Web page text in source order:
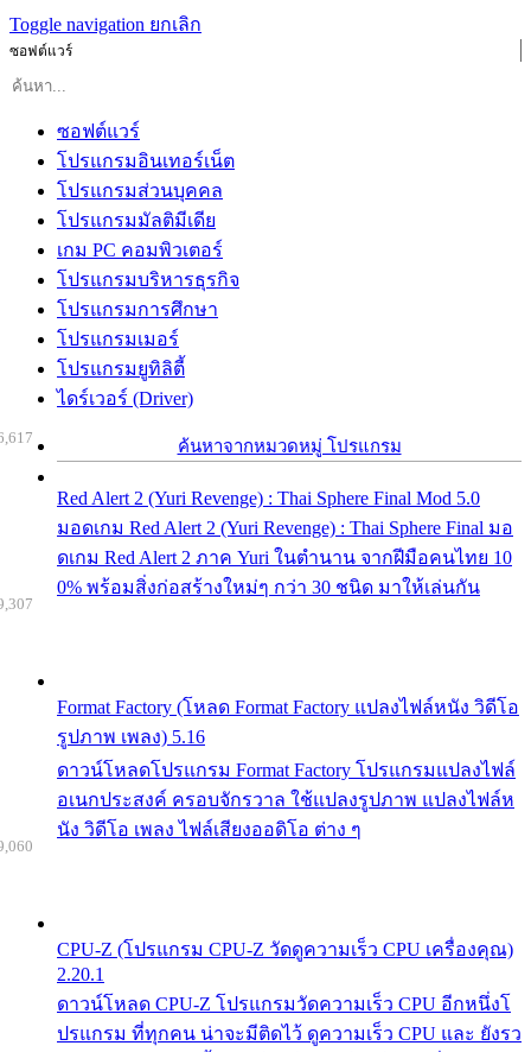
Toggle navigation ยกเลิก
ซอฟต์แวร์
ซอฟต์แวร์
โปรแกรมอินเทอร์เน็ต
โปรแกรมส่วนบุคคล
โปรแกรมมัลติมีเดีย
เกม PC คอมพิวเตอร์
โปรแกรมบริหารธุรกิจ
โปรแกรมการศึกษา
โปรแกรมเมอร์
โปรแกรมยูทิลิตี้
ไดร์เวอร์ (Driver)
ค้นหาจากหมวดหมู่ โปรแกรม
Red Alert 2 (Yuri Revenge) : Thai Sphere Final Mod 5.0
มอดเกม Red Alert 2 (Yuri Revenge) : Thai Sphere Final มอ
ดเกม Red Alert 2 ภาค Yuri ในตำนาน จากฝีมือคนไทย 10
0% พร้อมสิ่งก่อสร้างใหม่ๆ กว่า 30 ชนิด มาให้เล่นกัน
Format Factory (โหลด Format Factory แปลงไฟล์หนัง วิดีโอ
รูปภาพ เพลง) 5.16
ดาวน์โหลดโปรแกรม Format Factory โปรแกรมแปลงไฟล์
อเนกประสงค์ ครอบจักรวาล ใช้แปลงรูปภาพ แปลงไฟล์ห
นัง วิดีโอ เพลง ไฟล์เสียงออดิโอ ต่าง ๆ
CPU-Z (โปรแกรม CPU-Z วัดดูความเร็ว CPU เครื่องคุณ)
2.20.1
ดาวน์โหลด CPU-Z โปรแกรมวัดความเร็ว CPU อีกหนึ่งโ
ปรแกรม ที่ทุกคน น่าจะมีติดไว้ ดูความเร็ว CPU และ ยังรว